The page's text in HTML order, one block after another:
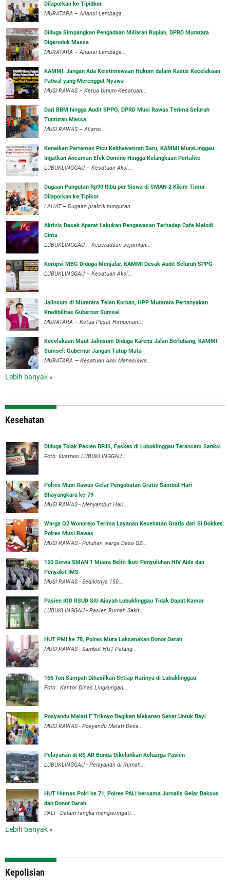
Dilaporkan ke Tipidkor
‎MURATARA – Aliansi Lembaga...
Diduga Simpangkan Pengadaan Miliaran Rupiah, DPRD Muratara
Digeruduk Massa
‎MURATARA – Aliansi Lembaga...
‎KAMMI: Jangan Ada Keistimewaan Hukum dalam Kasus Kecelakaan
Patwal yang Merenggut Nyawa
‎MUSI RAWAS – Ketua Umum Kesatuan...
Dari BBM hingga Audit SPPG, DPRD Musi Rawas Terima Seluruh
Tuntutan Massa
MUSI RAWAS – Aliansi...
‎Kenaikan Pertamax Picu Kekhawatiran Baru, KAMMI MuraLinggau
Ingatkan Ancaman Efek Domino Hingga Kelangkaan Pertalite
‎LUBUKLINGGAU – Kesatuan Aksi...
Dugaan Pungutan Rp90 Ribu per Siswa di SMAN 2 Kikim Timur
Dilaporkan ke Tipikor
LAHAT – Dugaan praktik pungutan...
Aktivis Desak Aparat Lakukan Pengawasan Terhadap Cafe Melodi
Cinta
LUBUKLINGGAU – Keberadaan sejumlah...
Korupsi MBG Diduga Menjalar, KAMMI Desak Audit Seluruh SPPG
‎LUBUKLINGGAU – Kesatuan Aksi...
‎Jalinsum di Muratara Telan Korban, HPP Muratara Pertanyakan
Kredibilitas Gubernur Sumsel
MURATARA – Ketua Pusat Himpunan...
‎Kecelakaan Maut Jalinsum Diduga Karena Jalan Berlubang, KAMMI
Sumsel: Gubernur Jangan Tutup Mata
‎MURATARA — Kesatuan Aksi Mahasiswa...
Lebih banyak »
Kesehatan
Diduga Tolak Pasien BPJS, Faskes di Lubuklinggau Terancam Sanksi
Foto: Ilustrasi.LUBUKLINGGAU...
Polres Musi Rawas Gelar Pengobatan Gratis Sambut Hari
Bhayangkara ke-79
MUSI RAWAS - Menyambut Hari...
Warga Q2 Wonorejo Terima Layanan Kesehatan Gratis dari Si Dokkes
Polres Musi Rawas
MUSI RAWAS - Puluhan warga Desa Q2...
150 Siswa SMAN 1 Muara Beliti Ikuti Penyuluhan HIV Aids dan
Penyakit IMS
MUSI RAWAS - Sedikitnya 150...
Pasien IGD RSUD Siti Aisyah Lubuklinggau Tidak Dapat Kamar
LUBUKLINGGAU - Pasien Rumah Sakit...
HUT PMI ke 78, Polres Mura Laksanakan Donor Darah
MUSI RAWAS - Sambut HUT Palang...
166 Ton Sampah Dihasilkan Setiap Harinya di Lubuklinggau
Foto : Kantor Dinas Lingkungan...
Posyandu Melati F Trikoyo Bagikan Makanan Sehat Untuk Bayi
MUSI RAWAS - Posyandu Melati Desa...
Pelayanan di RS AR Bunda Dikeluhkan Keluarga Pasien
LUBUKLINGGAU - Pelayanan di Rumah...
HUT Humas Polri ke 71, Polres PALI bersama Jurnalis Gelar Baksos
dan Donor Darah
PALI - Dalam rangka memperingati...
Lebih banyak »
Kepolisian